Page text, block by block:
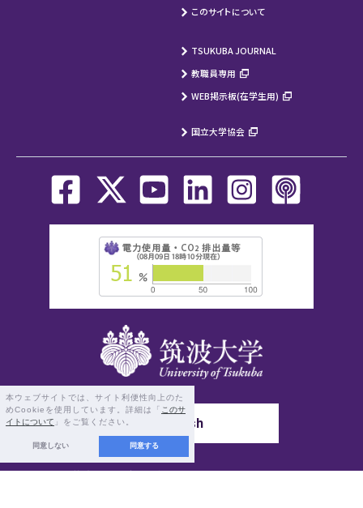
本ウェブサイトでは、サイト利便性向上のた
めCookieを使用しています。詳細は「 このサ
イトについて 」をご覧ください。
同意しない 同意する
このサイトについて
TSUKUBA JOURNAL
教職員専用
WEB掲示板(在学生用)
国立大学協会
English
〒305-8577 茨城県つくば市天王台1-1-1